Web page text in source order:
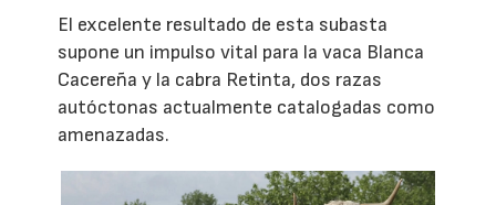
El excelente resultado de esta subasta
supone un impulso vital para la vaca Blanca
Cacereña y la cabra Retinta, dos razas
autóctonas actualmente catalogadas como
amenazadas.